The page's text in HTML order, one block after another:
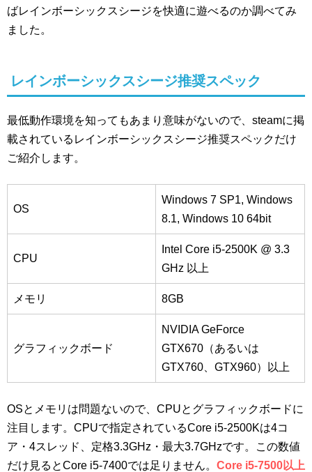
ばレインボーシックスシージを快適に遊べるのか調べてみ
ました。
レインボーシックスシージ推奨スペック
最低動作環境を知ってもあまり意味がないので、steamに掲
載されているレインボーシックスシージ推奨スペックだけ
ご紹介します。
OS
Windows 7 SP1, Windows
8.1, Windows 10 64bit
CPU
Intel Core i5-2500K @ 3.3
GHz 以上
メモリ 8GB
グラフィックボード
NVIDIA GeForce
GTX670（あるいは
GTX760、GTX960）以上
OSとメモリは問題ないので、CPUとグラフィックボードに
注目します。CPUで指定されているCore i5-2500Kは4コ
ア・4スレッド、定格3.3GHz・最大3.7GHzです。この数値
だけ見るとCore i5-7400では足りません。 Core i5-7500以上